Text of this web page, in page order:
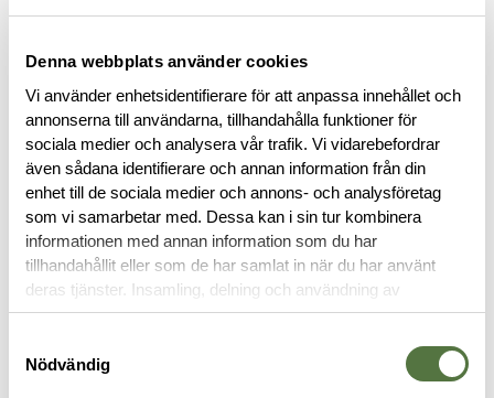
Denna webbplats använder cookies
Vi använder enhetsidentifierare för att anpassa innehållet och
annonserna till användarna, tillhandahålla funktioner för
sociala medier och analysera vår trafik. Vi vidarebefordrar
även sådana identifierare och annan information från din
enhet till de sociala medier och annons- och analysföretag
som vi samarbetar med. Dessa kan i sin tur kombinera
informationen med annan information som du har
tillhandahållit eller som de har samlat in när du har använt
deras tjänster. Insamling, delning och användning av
personuppgifter kan användas för personalisering av
Nödvändig
BESKRIVNING
SPECIFIKATIONER
RECENSIONER